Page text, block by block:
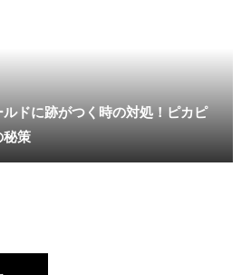
ドに跡がつく時の対処！ピカピ
秘策